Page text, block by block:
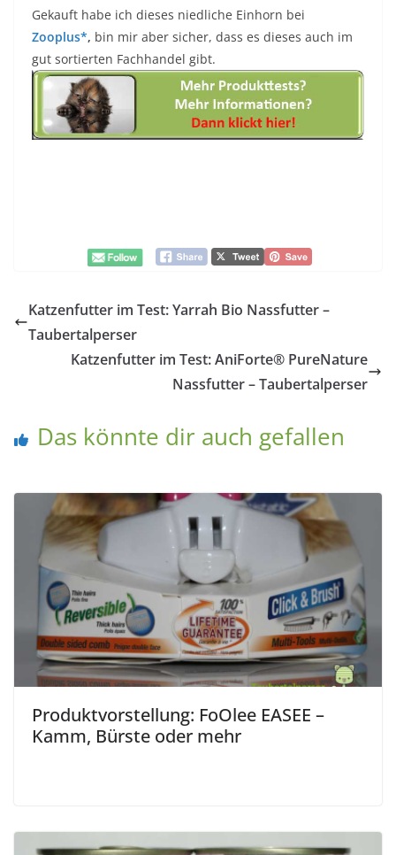
Gekauft habe ich dieses niedliche Einhorn bei
Zooplus*, bin mir aber sicher, dass es dieses auch im
gut sortierten Fachhandel gibt.
Katzenfutter im Test: Yarrah Bio Nassfutter –
Taubertalperser
Katzenfutter im Test: AniForte® PureNature
Nassfutter – Taubertalperser
Das könnte dir auch gefallen
Produktvorstellung: FoOlee EASEE –
Kamm, Bürste oder mehr